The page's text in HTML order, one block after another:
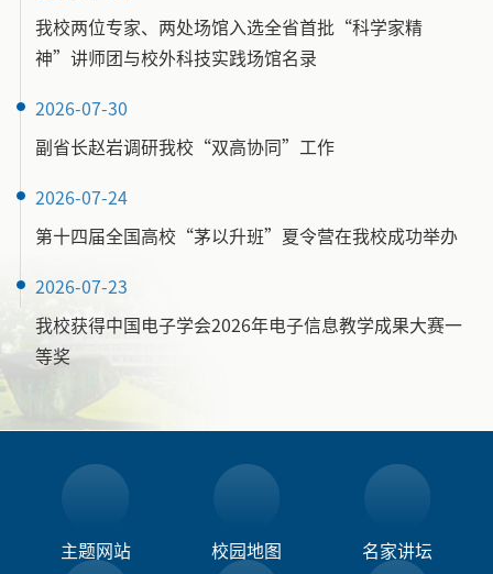
我校两位专家、两处场馆入选全省首批“科学家精
神”讲师团与校外科技实践场馆名录
2026-07-30
副省长赵岩调研我校“双高协同”工作
2026-07-24
第十四届全国高校“茅以升班”夏令营在我校成功举办
2026-07-23
我校获得中国电子学会2026年电子信息教学成果大赛一
等奖
主题网站 校园地图 名家讲坛